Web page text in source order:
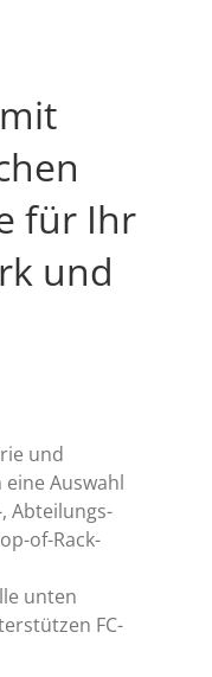
für Ihr
und
und
eine Auswahl
Abteilungs-
of-Rack-
unten
FC-